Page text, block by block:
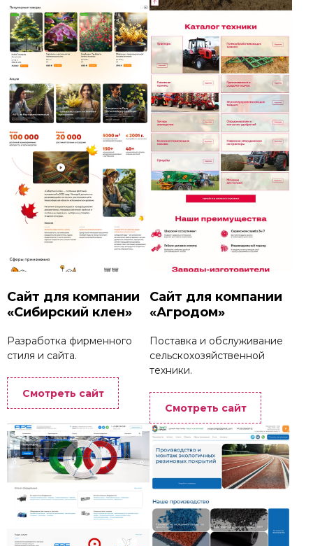
Сайт для компании
«Сибирский клен»
Разработка фирменного
стиля и сайта.
Смотреть сайт
Сайт для компании
«Агродом»
Поставка и обслуживание
сельскохозяйственной
техники.
Смотреть сайт